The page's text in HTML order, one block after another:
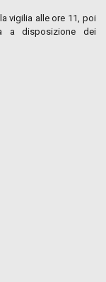
vigilia alle ore 11, poi
a disposizione dei